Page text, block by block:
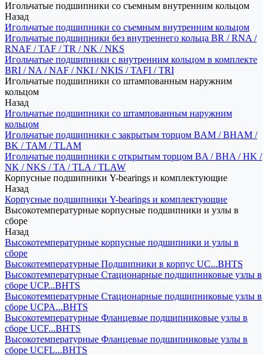
Игольчатые подшипники со съемным внутренним кольцом
Назад
Игольчатые подшипники со съемным внутренним кольцом
Игольчатые подшипники без внутреннего кольца BR / RNA /
RNAF / TAF / TR / NK / NKS
Игольчатые подшипники с внутренним кольцом в комплекте
BRI / NA / NAF / NKI / NKIS / TAFI / TRI
Игольчатые подшипники со штампованным наружним
кольцом
Назад
Игольчатые подшипники со штампованным наружним
кольцом
Игольчатые подшипники с закрытым торцом BAM / BHAM /
BK / TAM / TLAM
Игольчатые подшипники с открытым торцом BA / BHA / HK /
NK / NKS / TA / TLA / TLAW
Корпусные подшипники Y-bearings и комплектующие
Назад
Корпусные подшипники Y-bearings и комплектующие
Высокотемпературные корпусные подшипники и узлы в
сборе
Назад
Высокотемпературные корпусные подшипники и узлы в
сборе
Высокотемпературные Подшипники в корпус UC...BHTS
Высокотемпературные Стационарные подшипниковые узлы в
сборе UCP...BHTS
Высокотемпературные Стационарные подшипниковые узлы в
сборе UCPA...BHTS
Высокотемпературные Фланцевые подшипниковые узлы в
сборе UCF...BHTS
Высокотемпературные Фланцевые подшипниковые узлы в
сборе UCFL...BHTS